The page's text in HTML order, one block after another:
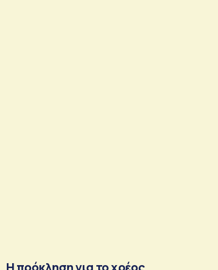
Η πρόκληση για το χρέος